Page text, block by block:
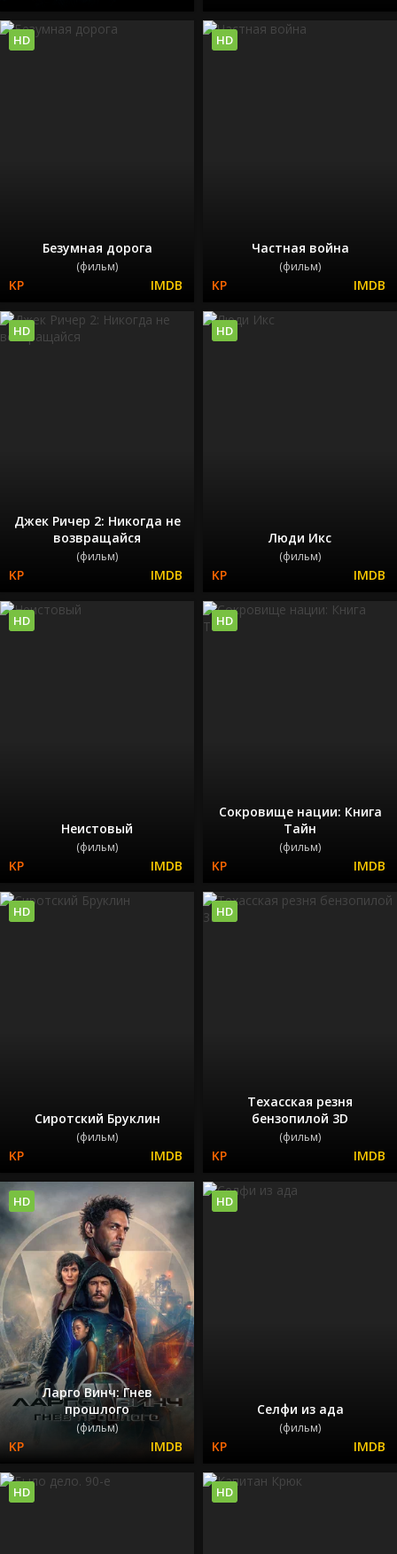
Безумная дорога
(фильм)
HD
Частная война
(фильм)
HD
Джек Ричер 2: Никогда не
возвращайся
(фильм)
HD
Люди Икс
(фильм)
HD
Неистовый
(фильм)
HD
Сокровище нации: Книга
Тайн
(фильм)
HD
Сиротский Бруклин
(фильм)
HD
Техасская резня
бензопилой 3D
(фильм)
HD
Ларго Винч: Гнев
прошлого
(фильм)
HD
Селфи из ада
(фильм)
HD
HD HD